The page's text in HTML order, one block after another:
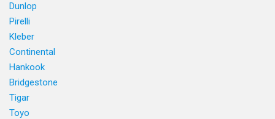
Dunlop
Pirelli
Kleber
Continental
Hankook
Bridgestone
Tigar
Toyo